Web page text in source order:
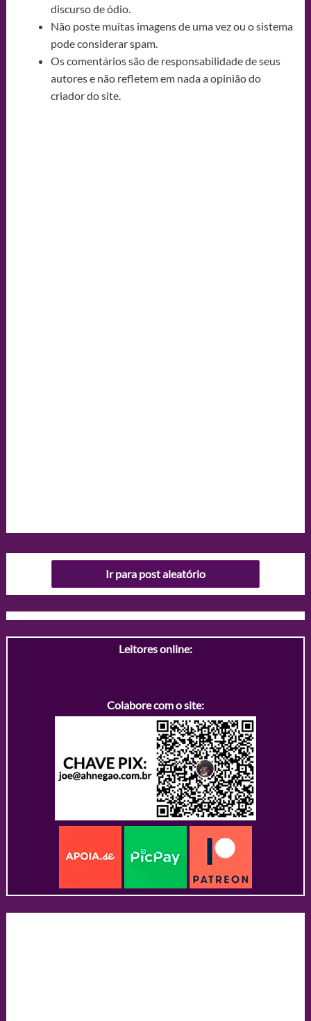
discurso de ódio.
Não poste muitas imagens de uma vez ou o sistema
pode considerar spam.
Os comentários são de responsabilidade de seus
autores e não refletem em nada a opinião do
criador do site.
Ir para post aleatório
Leitores online:
Colabore com o site: